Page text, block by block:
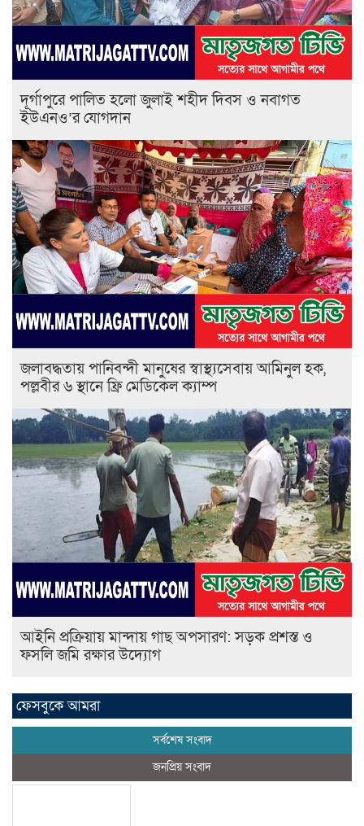
‎দূর্গাপুরে পালিত হলো জুলাই শহীদ দিবস ও নবাগত
ইউএনও’র যোগদান ‎
জলাবদ্ধতায় পানিবন্দী মানুষের স্বাস্থ্যসেবায় আমিনুল হক,
পল্লবীর ৬ স্থানে ফ্রি মেডিকেল ক্যাম্প
আইনি প্রক্রিয়ায় মান্দায় গাছ অপসারণ: সড়ক প্রশস্ত ও
ফসলি জমি রক্ষার উদ্যোগ
ফেসবুকে আমরা
সর্বশেষ সংবাদ
জনপ্রিয় সংবাদ